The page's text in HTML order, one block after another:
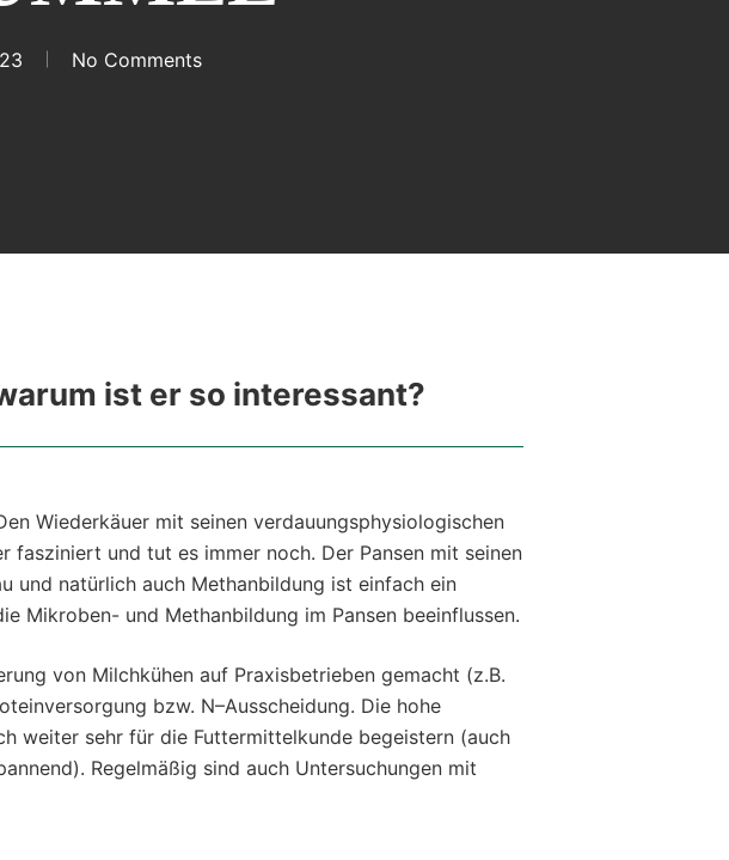
No Comments
ist er so interessant?
Wiederkäuer mit seinen verdauungsphysiologischen
fasziniert und tut es immer noch. Der Pansen mit seinen
und natürlich auch Methanbildung ist einfach ein
Mikroben- und Methanbildung im Pansen beeinflussen.
von Milchkühen auf Praxisbetrieben gemacht (z.B.
bzw. N–Ausscheidung. Die hohe
weiter sehr für die Futtermittelkunde begeistern (auch
Regelmäßig sind auch Untersuchungen mit